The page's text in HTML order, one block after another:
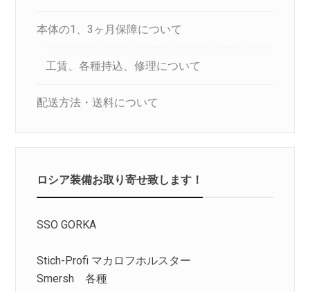
本体の1、3ヶ月保障について
工賃、各種持込、修理について
配送方法・送料について
ロシア装備お取り寄せ致します！
SSO GORKA
Stich-Profi マカロフホルスター
Smersh 各種